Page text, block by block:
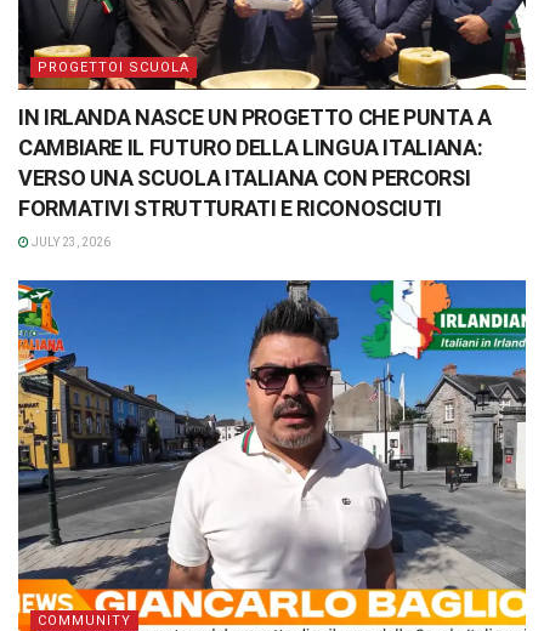
PROGETTOI SCUOLA
IN IRLANDA NASCE UN PROGETTO CHE PUNTA A
CAMBIARE IL FUTURO DELLA LINGUA ITALIANA:
VERSO UNA SCUOLA ITALIANA CON PERCORSI
FORMATIVI STRUTTURATI E RICONOSCIUTI
JULY 23, 2026
COMMUNITY